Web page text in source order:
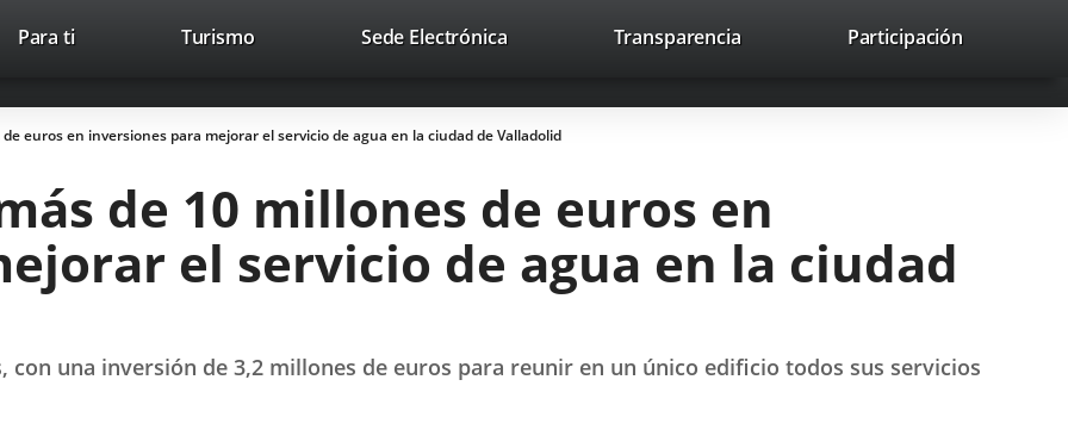
Trabaja con nosotros Contacto avaHeaderSocial
Enlace
una
Enlace
una
Enlace
una
Buscar
Para ti TurismoEste
abrirá
en
ventana
nueva.
Sede ElectrónicaEnlace
aplicación
externa.
Transparencia Participación
euros en inversiones para mejorar el servicio de agua en la ciudad de Valladolid
de 10 millones de euros en
el servicio de agua en la ciudad
con una inversión de 3,2 millones de euros para reunir en un único edificio todos sus servicios